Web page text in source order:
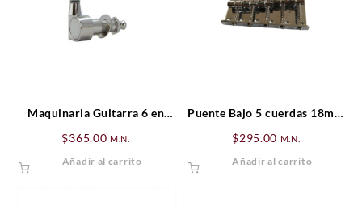
Maquinaria Guitarra 6 en
$365.00 M.N.
Añadir al carrito
Puente Bajo 5 cuerdas 18mm
$295.00 M.N.
Añadir al carrito